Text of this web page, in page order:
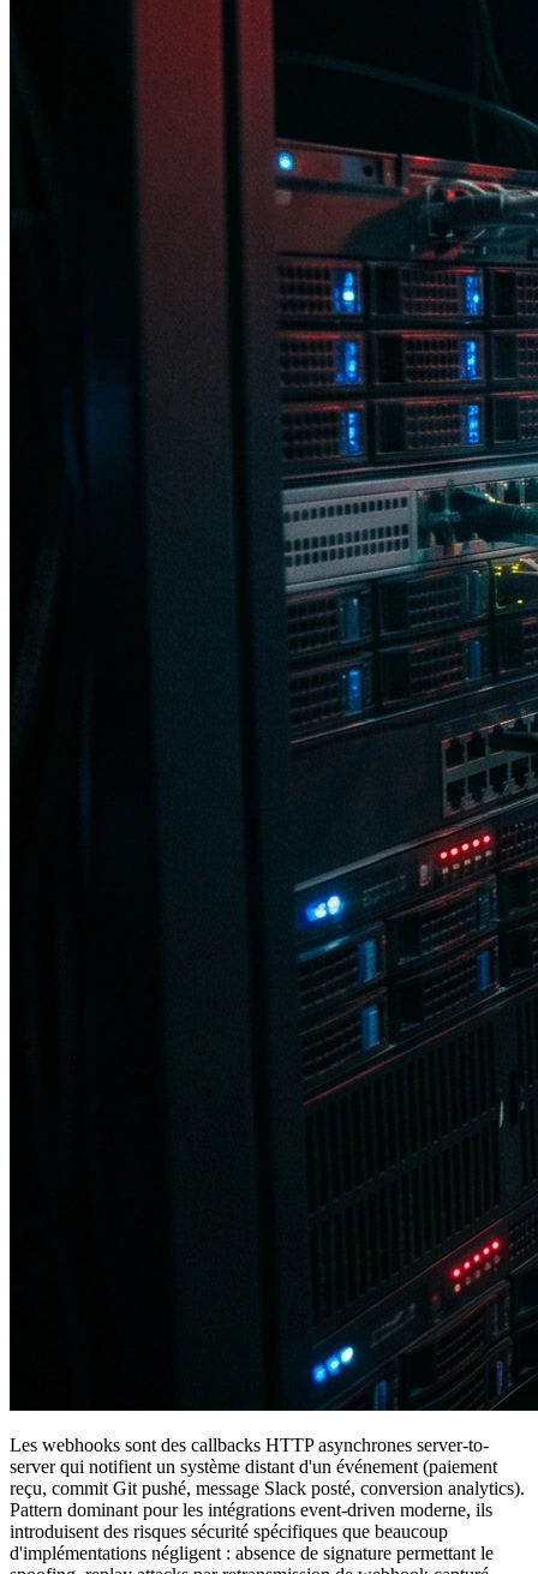
Les webhooks sont des callbacks HTTP asynchrones server-to-
server qui notifient un système distant d'un événement (paiement
reçu, commit Git pushé, message Slack posté, conversion analytics).
Pattern dominant pour les intégrations event-driven moderne, ils
introduisent des risques sécurité spécifiques que beaucoup
d'implémentations négligent : absence de signature permettant le